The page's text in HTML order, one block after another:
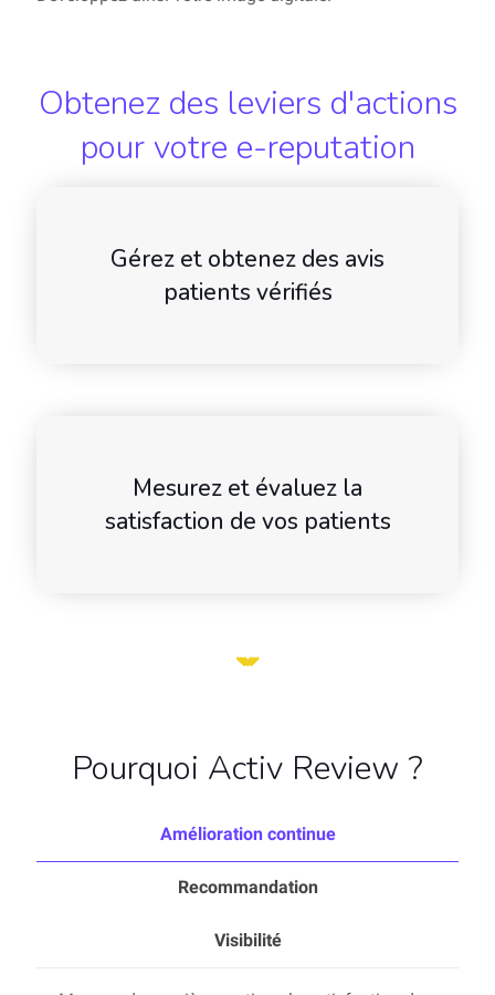
Obtenez des leviers d'actions
pour votre e-reputation
Gérez et obtenez des avis
patients vérifiés
Mesurez et évaluez la
satisfaction de vos patients
Pourquoi Activ Review ?
Amélioration continue
Recommandation
Visibilité